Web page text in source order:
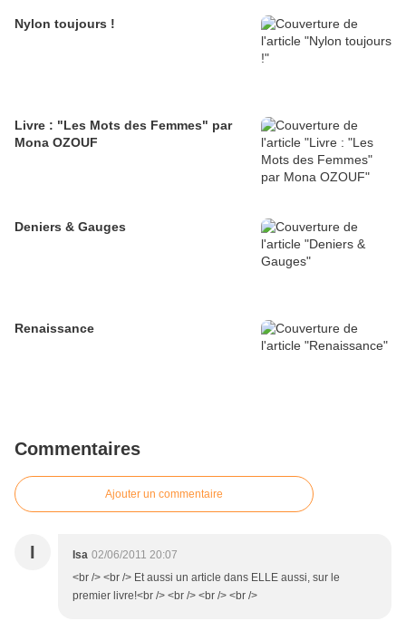
Nylon toujours !
Livre : "Les Mots des Femmes" par
Mona OZOUF
Deniers & Gauges
Renaissance
Commentaires
Ajouter un commentaire
I Isa 02/06/2011 20:07
<br /> <br /> Et aussi un article dans ELLE aussi, sur le
premier livre!<br /> <br /> <br /> <br />